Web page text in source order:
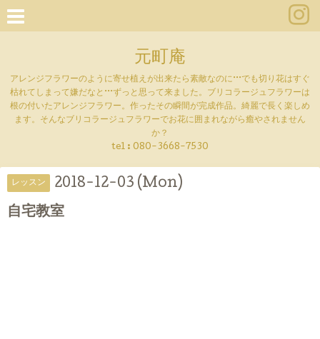
元町庵
アレンジフラワーのように寄せ植えが出来たら素敵なのに···でも切り花はすぐ
枯れてしまって嫌だなと···ずっと思って来ました。ブリコラージュフラワーは
根の付いたアレンジフラワー。作ったその瞬間が完成作品。綺麗で長く楽しめ
ます。そんなブリコラージュフラワーでお花に囲まれながら癒やされません
か？
tel : 080-3668-7530
レッスン 2018-12-03 (Mon)
自宅教室